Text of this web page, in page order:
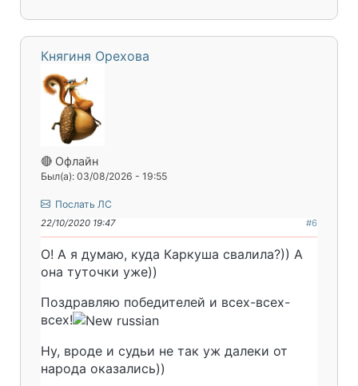
Княгиня Орехова
🔴 Офлайн
Был(а): 03/08/2026 - 19:55
Послать ЛС
22/10/2020 19:47 #6
О! А я думаю, куда Каркуша свалила?)) А
она туточки уже))
Поздравляю победителей и всех-всех-
всех!
Ну, вроде и судьи не так уж далеки от
народа оказались))